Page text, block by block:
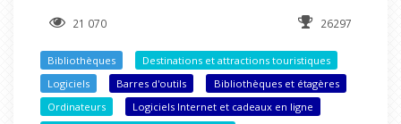
21 070 26297
Bibliothèques
Destinations et attractions touristiques
Logiciels
Barres d'outils
Bibliothèques et étagères
Ordinateurs
Logiciels Internet et cadeaux en ligne